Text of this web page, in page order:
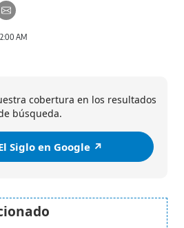
AM
cobertura en los resultados
búsqueda.
Siglo en Google ↗️